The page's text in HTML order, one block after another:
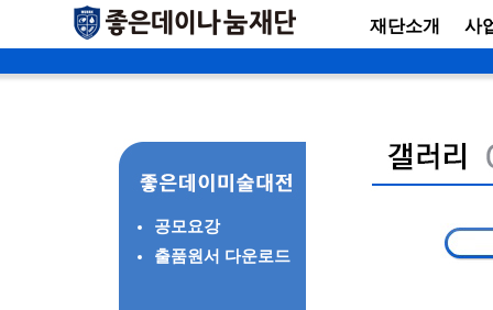
재단소개 사
공모요강
출품원서 다운로드